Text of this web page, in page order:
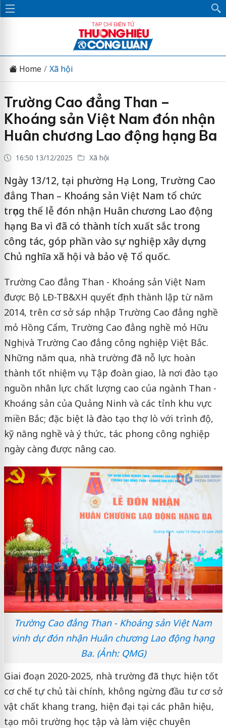
Home Xã hội
Trường Cao đẳng Than –
Khoáng sản Việt Nam đón nhận
Huân chương Lao động hạng Ba
16:50 13/12/2025 Xã hội
Ngày 13/12, tại phường Hạ Long, Trường Cao
đẳng Than – Khoáng sản Việt Nam tổ chức
trọng thể lễ đón nhận Huân chương Lao động
hạng Ba vì đã có thành tích xuất sắc trong
công tác, góp phần vào sự nghiệp xây dựng
Chủ nghĩa xã hội và bảo vệ Tổ quốc.
Trường Cao đẳng Than - Khoáng sản Việt Nam
được Bộ LĐ-TB&XH quyết định thành lập từ năm
2014, trên cơ sở sáp nhập Trường Cao đẳng nghề
mỏ Hồng Cẩm, Trường Cao đẳng nghề mỏ Hữu
Nghị và Trường Cao đẳng công nghiệp Việt Bắc.
Những năm qua, nhà trường đã nỗ lực hoàn
thành tốt nhiệm vụ Tập đoàn giao, là nơi đào tạo
nguồn nhân lực chất lượng cao của ngành Than -
Khoáng sản của Quảng Ninh và các tỉnh khu vực
miền Bắc; đặc biệt là đào tạo thợ lò với trình độ,
kỹ năng nghề và ý thức, tác phong công nghiệp
ngày càng được nâng cao.
Trường Cao đẳng Than - Khoáng sản Việt Nam
vinh dự đón nhận Huân chương Lao động hạng
Ba. (Ảnh: QMG)
Giai đoạn 2020-2025, nhà trường đã thực hiện tốt
cơ chế tự chủ tài chính, không ngừng đầu tư cơ sở
vật chất khang trang, hiện đại tại các phân hiệu,
tạo môi trường học tập và làm việc chuyên